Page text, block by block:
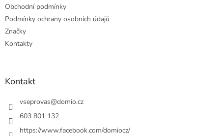
Obchodní podmínky
Podmínky ochrany osobních údajů
Značky
Kontakty
Kontakt
vseprovas@domio.cz
603 801 132
https://www.facebook.com/domiocz/